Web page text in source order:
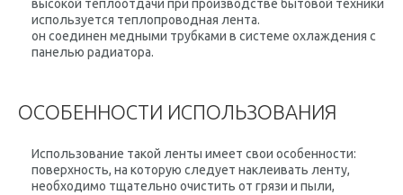
высокой теплоотдачи при производстве бытовой техники
используется теплопроводная лента.
он соединен медными трубками в системе охлаждения с
панелью радиатора.
ОСОБЕННОСТИ ИСПОЛЬЗОВАНИЯ
Использование такой ленты имеет свои особенности:
поверхность, на которую следует наклеивать ленту,
необходимо тщательно очистить от грязи и пыли,